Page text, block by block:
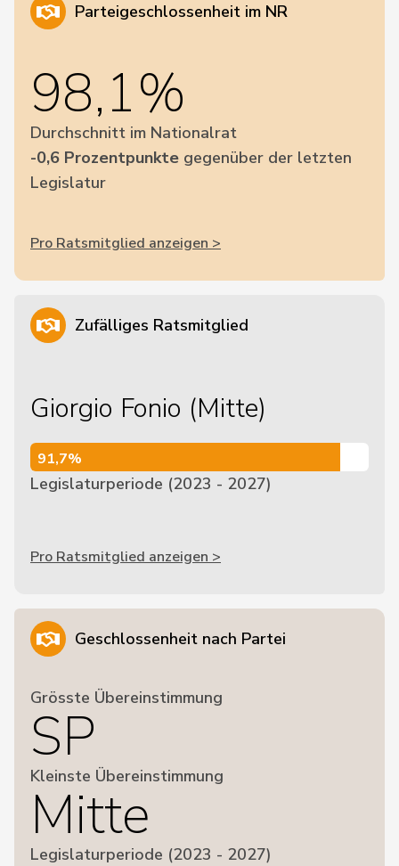
Parteigeschlossenheit im NR
98,1%
Durchschnitt im Nationalrat
-0,6 Prozentpunkte gegenüber der letzten
Legislatur
Pro Ratsmitglied anzeigen >
Zufälliges Ratsmitglied
Giorgio Fonio (Mitte)
91,7%
91,7%
Legislaturperiode (2023 - 2027)
Pro Ratsmitglied anzeigen >
Geschlossenheit nach Partei
Grösste Übereinstimmung
SP
Kleinste Übereinstimmung
Mitte
Legislaturperiode (2023 - 2027)